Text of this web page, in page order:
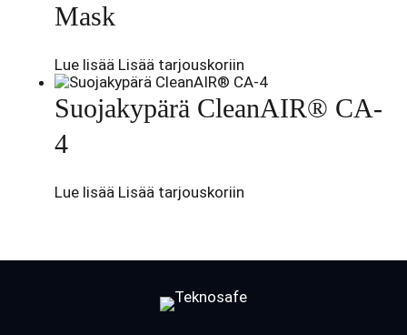
Mask
Lue lisää Lisää tarjouskoriin
Suojakypärä CleanAIR® CA-
4
Lue lisää Lisää tarjouskoriin